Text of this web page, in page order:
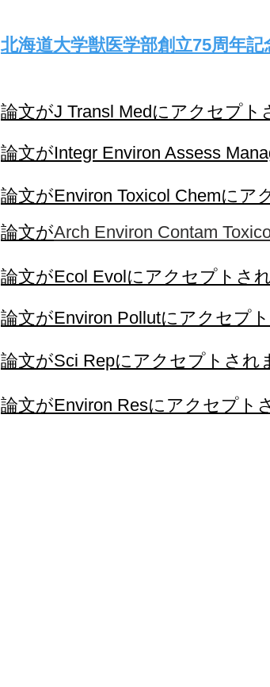
北海道大学獣医学部創立75周年
論文がJ Transl Medにアクセプト
論文がIntegr Environ Assess
論文がEnviron Toxicol Chemにア
論文がArch Environ Contam
論文がEcol Evolにアクセプトされ
論文がEnviron Pollutにアクセプ
論文がSci Repにアクセプトされ
論文がEnviron Resにアクセプト